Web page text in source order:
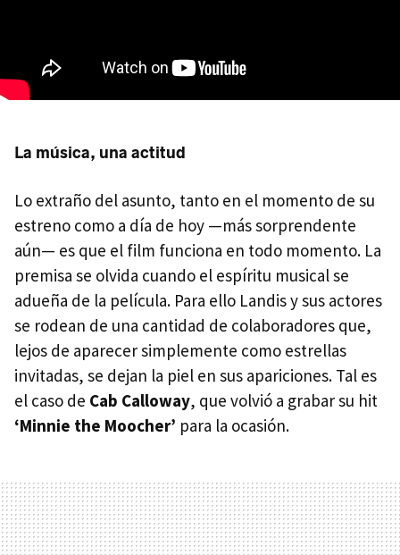
La música, una actitud
Lo extraño del asunto, tanto en el momento de su
estreno como a día de hoy —más sorprendente
aún— es que el film funciona en todo momento. La
premisa se olvida cuando el espíritu musical se
adueña de la película. Para ello Landis y sus actores
se rodean de una cantidad de colaboradores que,
lejos de aparecer simplemente como estrellas
invitadas, se dejan la piel en sus apariciones. Tal es
el caso de Cab Calloway, que volvió a grabar su hit
‘Minnie the Moocher’ para la ocasión.